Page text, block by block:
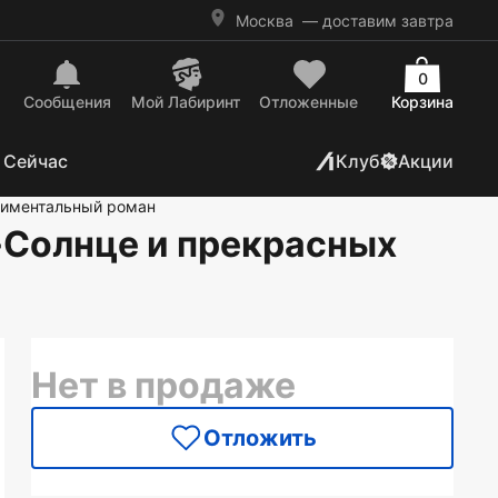
Москва — доставим завтра
Сообщения Mой Лабиринт Отложенные Корзина
0
Клуб Акции
роман
и прекрасных
Нет в продаже
Отложить